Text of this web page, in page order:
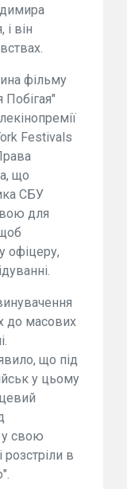
він
фільму
Festivals
що
СБУ
для
офіцеру,
до масових
що під
у цьому
у свою
в